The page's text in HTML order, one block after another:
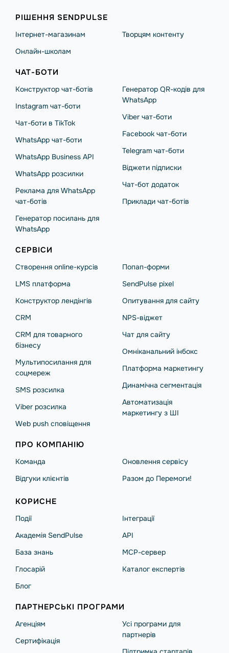
РІШЕННЯ SENDPULSE
Інтернет-магазинам
Онлайн-школам
Творцям контенту
ЧАТ-БОТИ
Конструктор чат-ботів
Instagram чат-боти
Чат-боти в TikTok
WhatsApp чат-боти
WhatsApp Business API
WhatsApp розсилки
Реклама для WhatsApp
чат-ботів
Генератор посилань для
WhatsApp
Генератор QR-кодів для
WhatsApp
Viber чат-боти
Facebook чат-боти
Telegram чат-боти
Віджети підписки
Чат-бот додаток
Приклади чат-ботів
СЕРВІСИ
Створення online-курсів
LMS платформа
Конструктор лендінгів
CRM
CRM для товарного
бізнесу
Мультипосилання для
соцмереж
SMS розсилка
Viber розсилка
Web push сповіщення
Попап-форми
SendPulse pixel
Опитування для сайту
NPS-віджет
Чат для сайту
Омніканальний інбокс
Платформа маркетингу
Динамічна сегментація
Автоматизація
маркетингу з ШІ
ПРО КОМПАНІЮ
Команда
Відгуки клієнтів
Оновлення сервісу
Разом до Перемоги!
КОРИСНЕ
Події
Академія SendPulse
База знань
Глосарій
Блог
Інтеграції
API
MCP-сервер
Каталог експертів
ПАРТНЕРСЬКІ ПРОГРАМИ
Агенціям
Сертифікація
Усі програми для
партнерів